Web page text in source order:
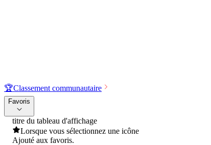
🏆Classement communautaire
Favoris
titre du tableau d'affichage
Lorsque vous sélectionnez une icône
Ajouté aux favoris.